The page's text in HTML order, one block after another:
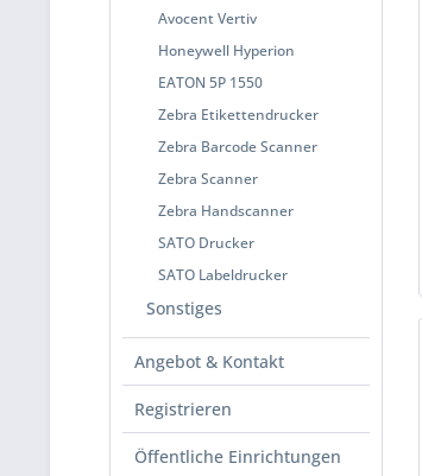
Avocent Vertiv
Honeywell Hyperion
EATON 5P 1550
Zebra Etikettendrucker
Zebra Barcode Scanner
Zebra Scanner
Zebra Handscanner
SATO Drucker
SATO Labeldrucker
Sonstiges
Angebot & Kontakt
Registrieren
Öffentliche Einrichtungen